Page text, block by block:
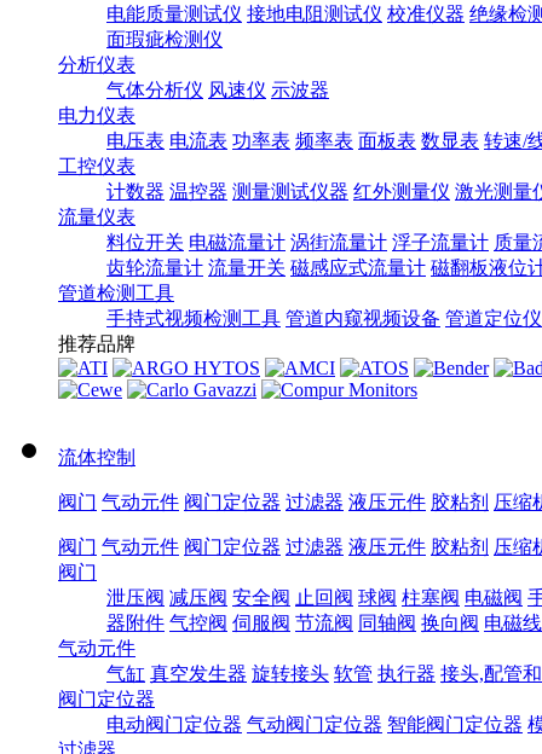
电能质量测试仪 接地电阻测试仪 校准仪器 绝缘检
面瑕疵检测仪
分析仪表
气体分析仪 风速仪 示波器
电力仪表
电压表 电流表 功率表 频率表 面板表 数显表 转速/
工控仪表
计数器 温控器 测量测试仪器 红外测量仪 激光测量
流量仪表
料位开关 电磁流量计 涡街流量计 浮子流量计 质量
齿轮流量计 流量开关 磁感应式流量计 磁翻板液位
管道检测工具
手持式视频检测工具 管道内窥视频设备 管道定位仪
推荐品牌
流体控制
阀门 气动元件 阀门定位器 过滤器 液压元件 胶粘剂 压缩
阀门 气动元件 阀门定位器 过滤器 液压元件 胶粘剂 压缩
阀门
泄压阀 减压阀 安全阀 止回阀 球阀 柱塞阀 电磁阀
器附件 气控阀 伺服阀 节流阀 同轴阀 换向阀 电磁
气动元件
气缸 真空发生器 旋转接头 软管 执行器 接头,配管
阀门定位器
电动阀门定位器 气动阀门定位器 智能阀门定位器
过滤器